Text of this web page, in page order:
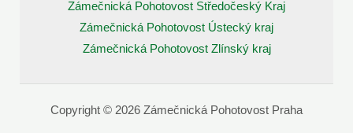
Zámečnická Pohotovost Středočeský Kraj
Zámečnická Pohotovost Ústecký kraj
Zámečnická Pohotovost Zlínský kraj
Copyright © 2026 Zámečnická Pohotovost Praha